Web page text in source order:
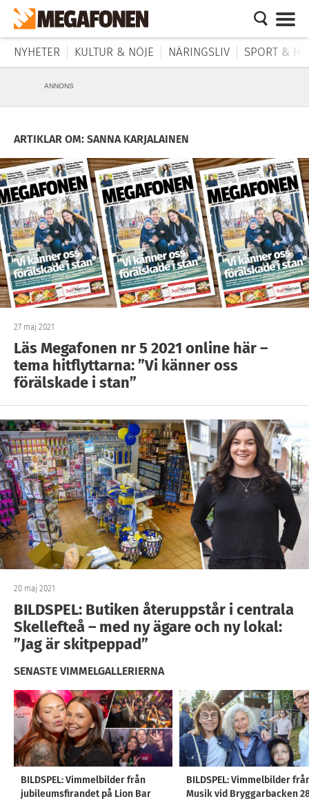
NYHETER KULTUR & NÖJE NÄRINGSLIV SPORT &
ANNONS
ARTIKLAR OM: SANNA KARJALAINEN
27 maj 2021
Läs Megafonen nr 5 2021 online här –
tema hitflyttarna: ”Vi känner oss
förälskade i stan”
20 maj 2021
BILDSPEL: Butiken återuppstår i centrala
Skellefteå – med ny ägare och ny lokal:
”Jag är skitpeppad”
SENASTE VIMMELGALLERIERNA
BILDSPEL: Vimmelbilder från
jubileumsfirandet på Lion Bar
BILDSPEL: Vimmelbilder
Musik vid Bryggarbacken